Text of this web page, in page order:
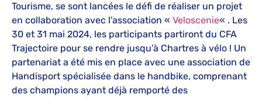
Tourisme, se sont lancées le défi de réaliser un projet
en collaboration avec l’association « Veloscenie« . Les
30 et 31 mai 2024, les participants partiront du CFA
Trajectoire pour se rendre jusqu’à Chartres à vélo ! Un
partenariat a été mis en place avec une association de
Handisport spécialisée dans le handbike, comprenant
des champions ayant déjà remporté des